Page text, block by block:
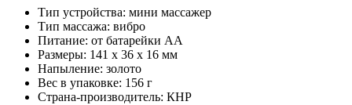
Тип устройства: мини массажер
Тип массажа: вибро
Питание: от батарейки АА
Размеры: 141 х 36 х 16 мм
Напыление: золото
Вес в упаковке: 156 г
Страна-производитель: КНР